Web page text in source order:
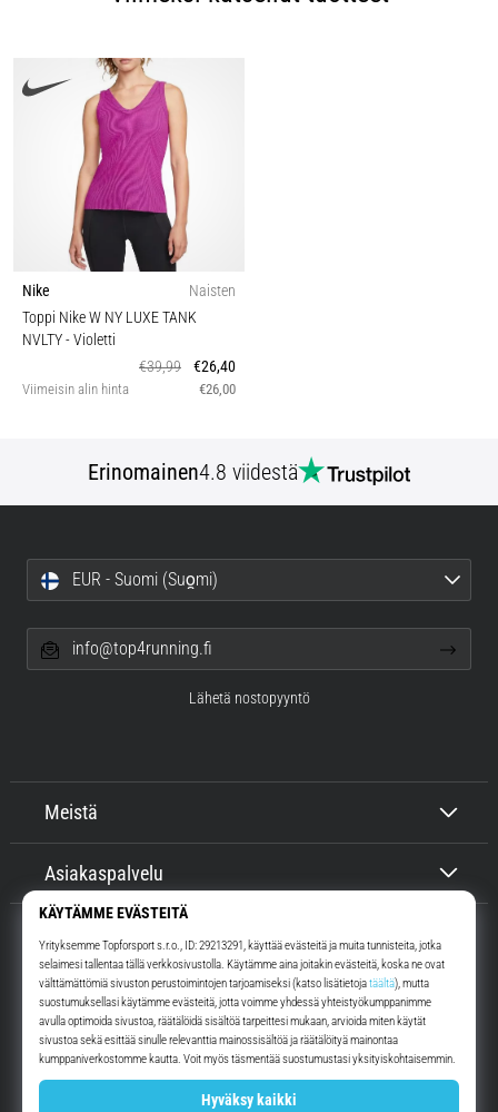
Nike
Naisten
Toppi Nike W NY LUXE TANK
NVLTY- Violetti
€39,99
€26,40
Viimeisin alin hinta €26,00
Erinomainen4.8 viidestä
Top4Running.fi
Yli 16 vuoden ajan motivoimme sinua lähtemään ulos juoksemaan.
Nopeammin. Kanssamme. Joka päivä.
InstagramYouTube
Meistä
Asiakaspalvelu
EUR - Suomi (Suo̯mi)
info@top4running.fi
Lähetä nostopyyntö